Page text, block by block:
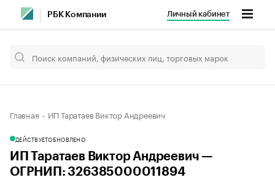
РБК Компании Личный кабинет
Главная ИП Таратаев Виктор Андреевич
ДЕЙСТВУЕТОБНОВЛЕНО
ИП Таратаев Виктор Андреевич —
ОГРНИП: 326385000011894